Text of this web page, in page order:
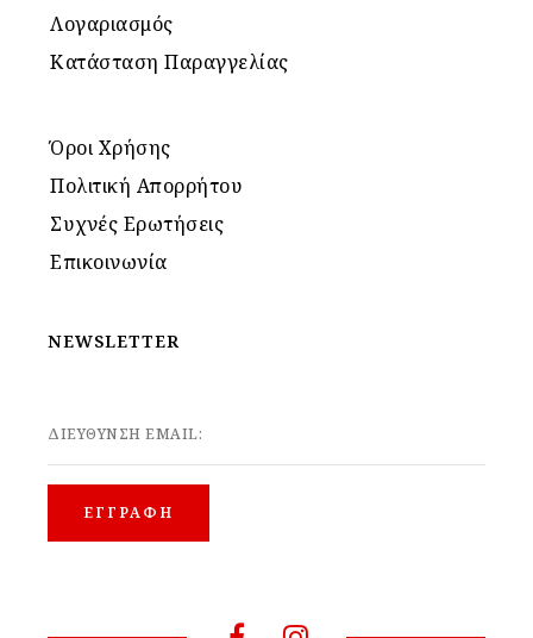
Λογαριασμός
Κατάσταση Παραγγελίας
Όροι Χρήσης
Πολιτική Απορρήτου
Συχνές Ερωτήσεις
Επικοινωνία
NEWSLETTER
ΔΙΕΥΘΥΝΣΗ EMAIL: